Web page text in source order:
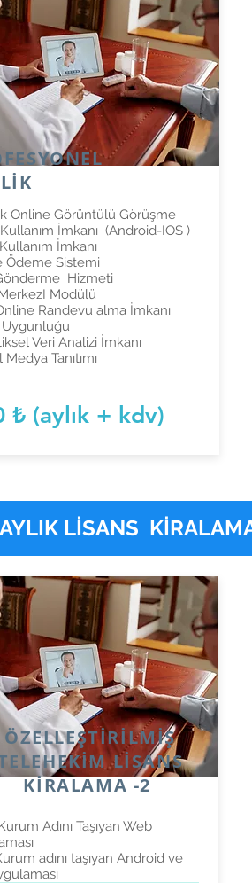
Online Görüntülü Görüşme
İmkanı (Android-IOS )
İmkanı
Ödeme Sistemi
Hizmeti
Modülü
Randevu alma İmkanı
Uygunluğu
Veri Analizi İmkanı
Tanıtımı
₺ (aylık + kdv)
LİSANS
ÖZELLEŞTİRİLMİŞ
LİSANS
KİRALAMA -2
Adını Taşıyan Web
adını taşıyan Android ve